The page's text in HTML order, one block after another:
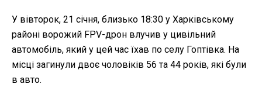
У вівторок, 21 січня, близько 18:30 у Харківському
районі ворожий FPV-дрон влучив у цивільний
автомобіль, який у цей час їхав по селу Гоптівка. На
місці загинули двоє чоловіків 56 та 44 років, які були
в авто.